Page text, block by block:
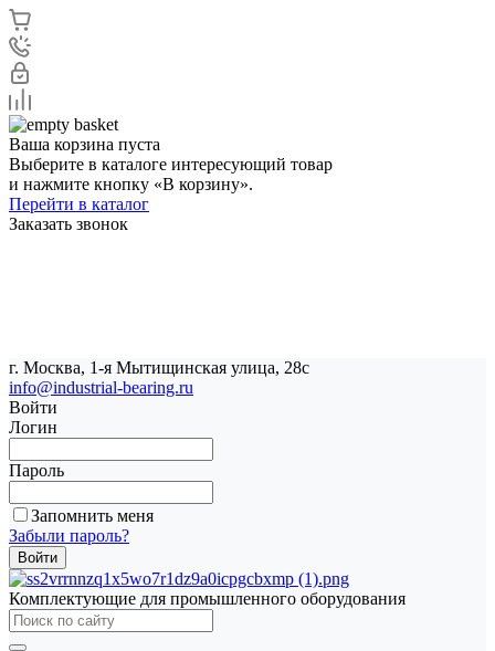
Ваша корзина пуста
Выберите в каталоге интересующий товар
и нажмите кнопку «В корзину».
Перейти в каталог
Заказать звонок
г. Москва, 1-я Мытищинская улица, 28с
info@industrial-bearing.ru
Войти
Логин
Пароль
Запомнить меня
Забыли пароль?
Комплектующие для промышленного оборудования